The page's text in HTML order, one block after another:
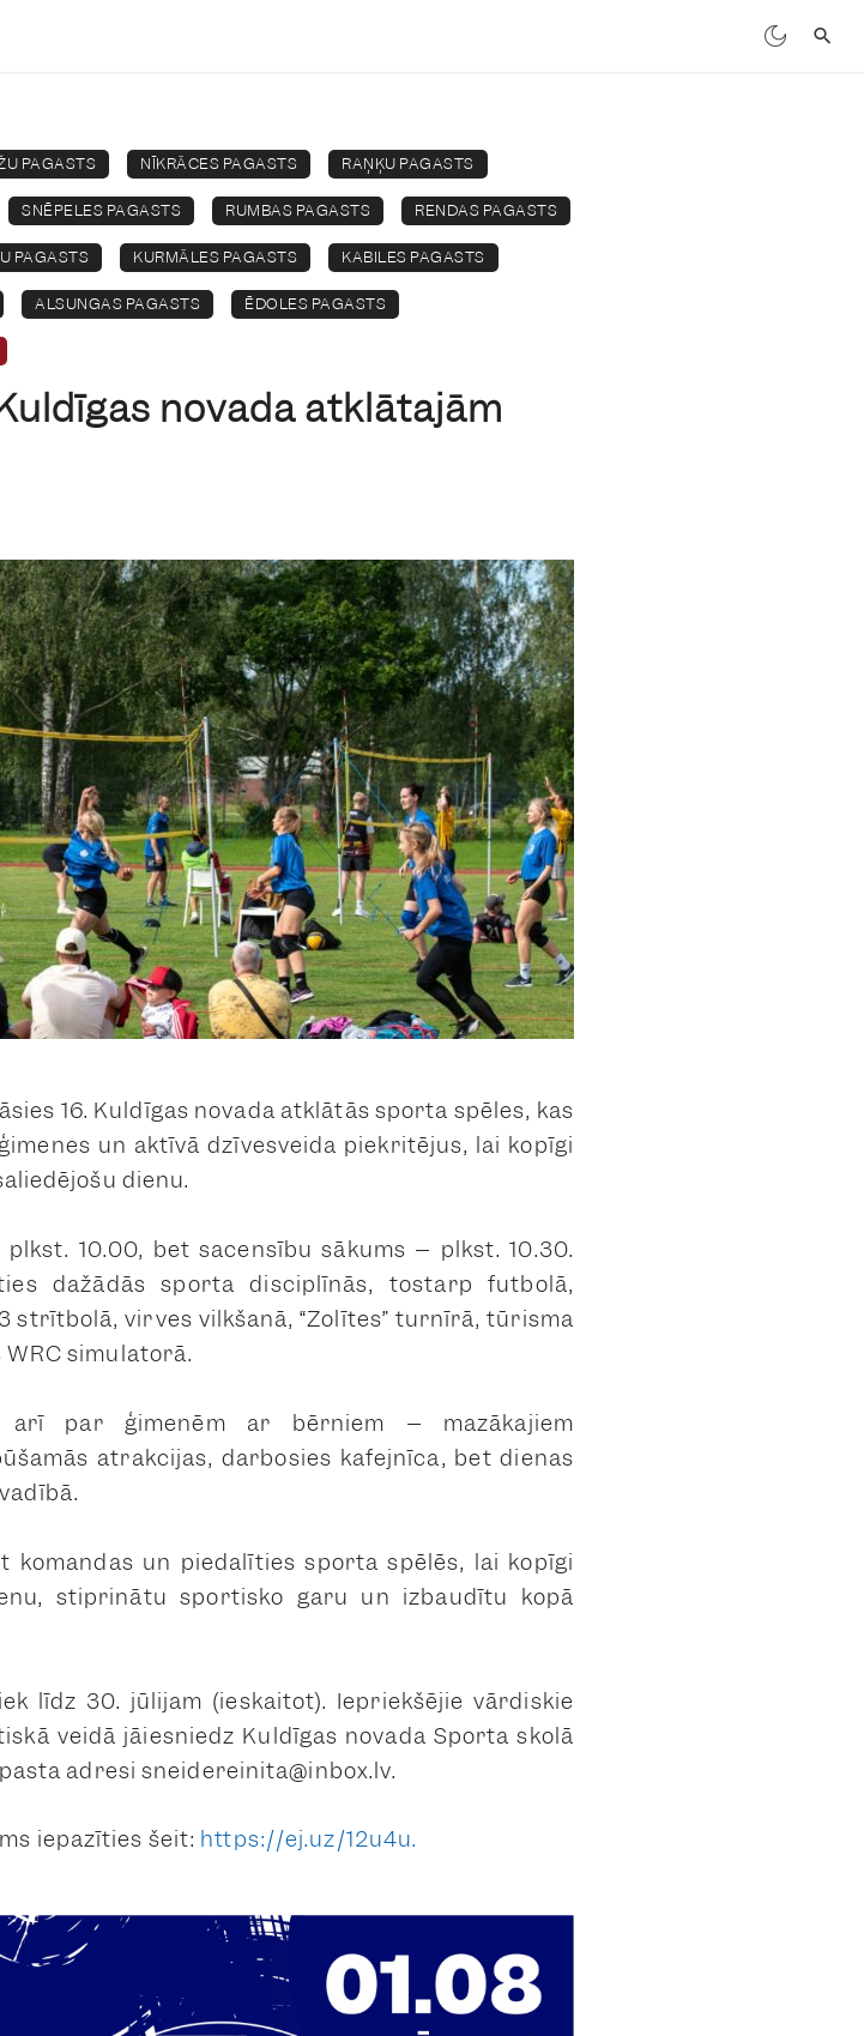
PAGASTS NĪKRĀCES PAGASTS RAŅĶU PAGASTS
SNĒPELES PAGASTS RUMBAS PAGASTS RENDAS PAGASTS
PAGASTS KURMĀLES PAGASTS KABILES PAGASTS
ALSUNGAS PAGASTS ĒDOLES PAGASTS
novada atklātajām
16. Kuldīgas novada atklātās sporta spēles, kas
un aktīvā dzīvesveida piekritējus, lai kopīgi
dienu.
10.00, bet sacensību sākums – plkst. 10.30.
dažādās sporta disciplīnās, tostarp futbolā,
strītbolā, virves vilkšanā, “Zolītes” turnīrā, tūrisma
simulatorā.
arī par ģimenēm ar bērniem – mazākajiem
atrakcijas, darbosies kafejnīca, bet dienas
komandas un piedalīties sporta spēlēs, lai kopīgi
stiprinātu sportisko garu un izbaudītu kopā
līdz 30. jūlijam (ieskaitot). Iepriekšējie vārdiskie
veidā jāiesniedz Kuldīgas novada Sporta skolā
adresi sneidereinita@inbox.lv.
iepazīties šeit: https://ej.uz/12u4u.